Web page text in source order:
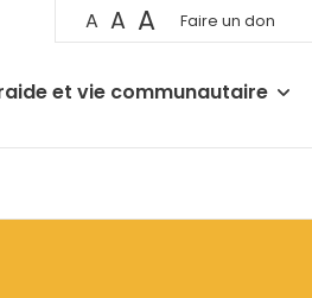
A A A Faire un don
et vie communautaire